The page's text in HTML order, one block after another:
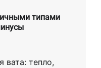
типами
вата: тепло,